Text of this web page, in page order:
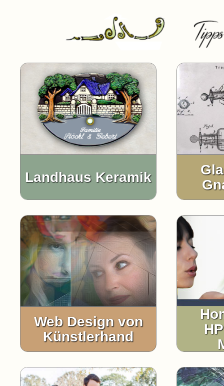
Landhaus Keramik
Web Design von
Künstlerhand